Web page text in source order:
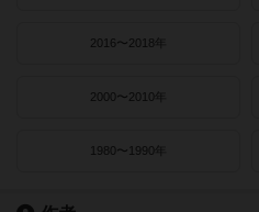
2016〜2018年
2000〜2010年
1980〜1990年